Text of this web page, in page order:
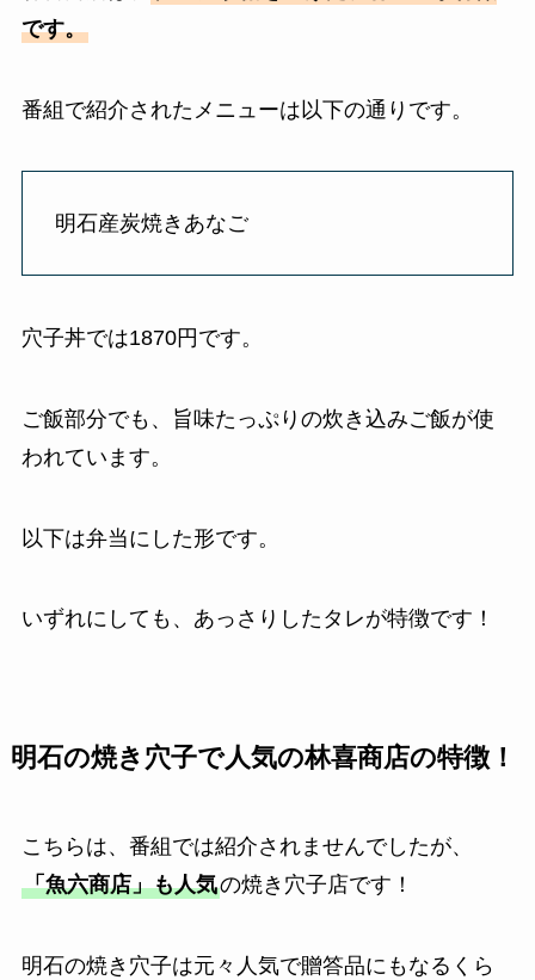
です。
番組で紹介されたメニューは以下の通りです。
明石産炭焼きあなご
穴子丼では1870円です。
ご飯部分でも、旨味たっぷりの炊き込みご飯が使
われています。
以下は弁当にした形です。
いずれにしても、あっさりしたタレが特徴です！
明石の焼き穴子で人気の林喜商店の特徴！
こちらは、番組では紹介されませんでしたが、
「魚六商店」も人気の焼き穴子店です！
明石の焼き穴子は元々人気で贈答品にもなるくら